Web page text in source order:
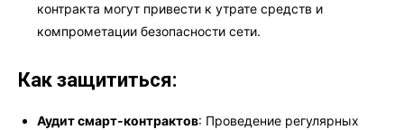
контракта могут привести к утрате средств и
компрометации безопасности сети.
Как защититься:
Аудит смарт-контрактов: Проведение регулярных